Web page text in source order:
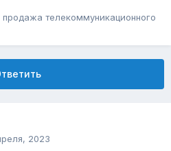
продажа телекоммуникационного
2023